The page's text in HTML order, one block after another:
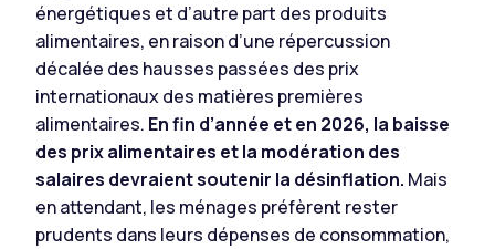
énergétiques et d’autre part des produits
alimentaires, en raison d’une répercussion
décalée des hausses passées des prix
internationaux des matières premières
alimentaires. En fin d’année et en 2026, la baisse
des prix alimentaires et la modération des
salaires devraient soutenir la désinflation. Mais
en attendant, les ménages préfèrent rester
prudents dans leurs dépenses de consommation,